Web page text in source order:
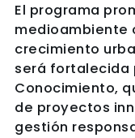
El programa
medioambiente
crecimiento
será fortalecida
Conocimiento,
de proyectos
gestión